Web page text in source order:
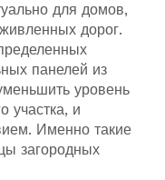
для домов,
дорог.
панелей из
уровень
участка, и
Именно такие
загородных